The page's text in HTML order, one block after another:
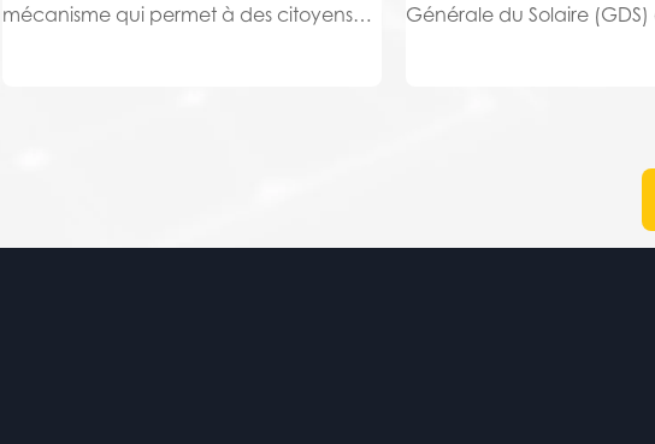
mécanisme qui permet à des citoyens
Générale du Solaire (GDS)